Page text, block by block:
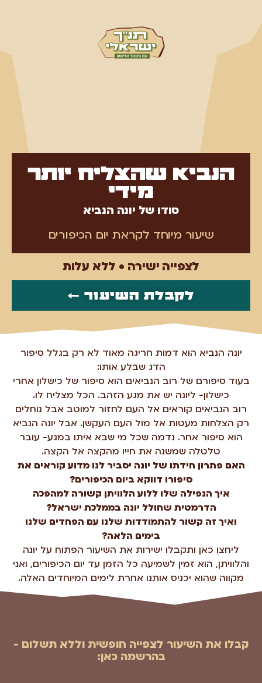
הנביא שהצליח יותר
מידי
סודו של יונה הנביא
שיעור מיוחד לקראת יום הכיפורים
לצפייה ישירה • ללא עלות
לקבלת השיעור ←
יונה הנביא הוא דמות חריגה מאוד לא רק בגלל סיפור
הדג שבלע אותו:
בעוד סיפורם של רוב הנביאים הוא סיפור של כישלון אחרי
כישלון- ליונה יש את מגע הזהב. הכל מצליח לו.
רוב הנביאים קוראים אל העם לחזור למוטב אבל נוחלים
רק הצלחות מעטות אל מול העם העקשן. אבל יונה הנביא
הוא סיפור אחר. נדמה שכל מי שבא איתו במגע- עובר
טלטלה שמשנה את חייו מהקצה אל הקצה.
האם פתרון חידתו של יונה יסביר לנו מדוע קוראים את
סיפורו דווקא ביום הכיפורים?
איך הנפילה שלו ללוע הלוויתן קשורה למהפכה
הדרמטית שחולל יונה בממלכת ישראל?
ואיך זה קשור להתמודדות שלנו עם הפחדים שלנו
בימים הלאה?
ליחצו כאן ותקבלו ישירות את השיעור הפתוח על יונה
והלוויתן, הוא זמין לשמיעה כל הזמן עד יום הכיפורים, ואני
מקווה שהוא יכניס אותנו אחרת לימים המיוחדים האלה.
קבלו את השיעור לצפייה חופשית וללא תשלום -
בהרשמה כאן: